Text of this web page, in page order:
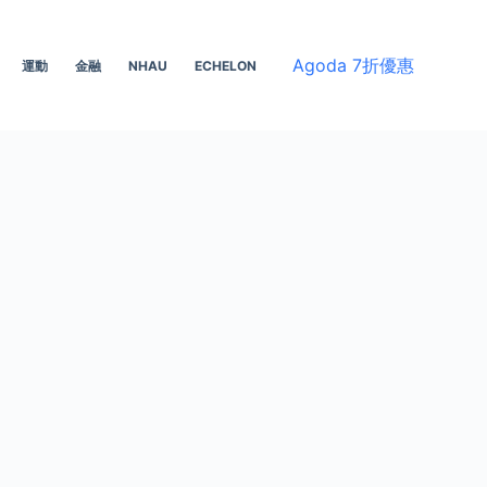
運動 金融 NHAU ECHELON Agoda 7折優惠